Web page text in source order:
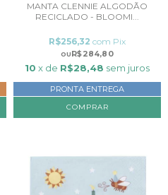
MANTA CLENNIE ALGODÃO
RECICLADO - BLOOMI...
R$284,80
R$256,32 com Pix
10 x de R$28,48 sem juros
PRONTA ENTREGA